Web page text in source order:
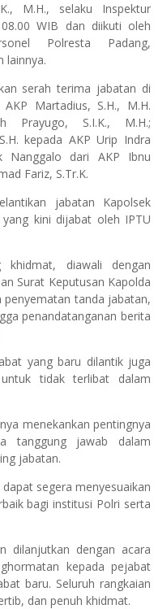
M.H., selaku Inspektur
WIB dan diikuti oleh
Polresta Padang,
lainnya.
serah terima jabatan di
Martadius, S.H., M.H.
Prayugo, S.I.K., M.H.;
kepada AKP Urip Indra
Nanggalo dari AKP Ibnu
Fariz, S.Tr.K.
jabatan Kapolsek
kini dijabat oleh IPTU
khidmat, diawali dengan
Surat Keputusan Kapolda
penyematan tanda jabatan,
penandatanganan berita
yang baru dilantik juga
tidak terlibat dalam
menekankan pentingnya
tanggung jawab dalam
jabatan.
segera menyesuaikan
bagi institusi Polri serta
dilanjutkan dengan acara
kepada pejabat
baru. Seluruh rangkaian
dan penuh khidmat.